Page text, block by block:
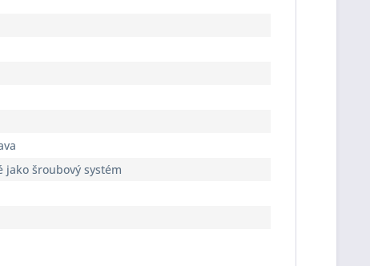
jako šroubový systém